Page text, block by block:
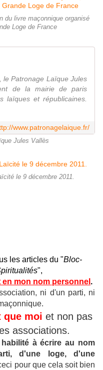
du livre maçonnique organisé
Loge de France
le Patronage Laïque Jules
de la mairie de paris
laïques et républicaines.
www.patronagelaique.fr/
Jules Vallès
le 9 décembre 2011.
les articles du "Bloc-
",
en mon nom personnel .
ni d'un parti, ni
que moi et non pas
associations.
à écrire au nom
d'une loge, d'une
pour que cela soit bien